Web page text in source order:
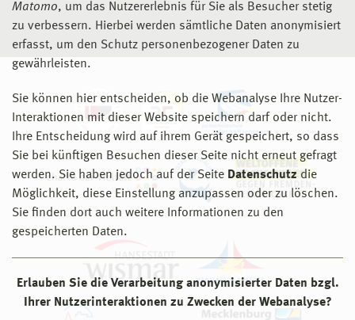
Matomo, um das Nutzererlebnis für Sie als Besucher stetig
zu verbessern. Hierbei werden sämtliche Daten anonymisiert
erfasst, um den Schutz personenbezogener Daten zu
gewährleisten.
Sie können hier entscheiden, ob die Webanalyse Ihre Nutzer-
Interaktionen mit dieser Website speichern darf oder nicht.
Ihre Entscheidung wird auf ihrem Gerät gespeichert, so dass
Sie bei künftigen Besuchen dieser Seite nicht erneut gefragt
werden. Sie haben jedoch auf der Seite Datenschutz die
Möglichkeit, diese Einstellung anzupassen oder zu löschen.
Sie finden dort auch weitere Informationen zu den
gespeicherten Daten.
Erlauben Sie die Verarbeitung anonymisierter Daten bzgl.
Ihrer Nutzerinteraktionen zu Zwecken der Webanalyse?